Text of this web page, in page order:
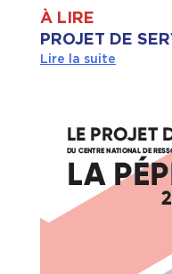
À LIRE
PROJET DE
Lire la suite